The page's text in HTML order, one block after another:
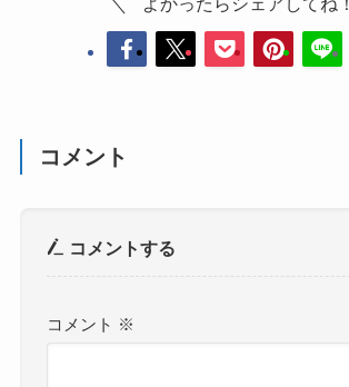
コメント
コメントする
コメント ※